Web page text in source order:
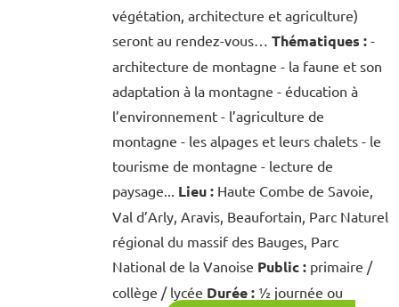
végétation, architecture et agriculture)
seront au rendez-vous… Thématiques :-
architecture de montagne - la faune et son
adaptation à la montagne - éducation à
l’environnement - l’agriculture de
montagne - les alpages et leurs chalets - le
tourisme de montagne - lecture de
paysage... Lieu :Haute Combe de Savoie,
Val d’Arly, Aravis, Beaufortain, Parc Naturel
régional du massif des Bauges, Parc
National de la Vanoise Public :primaire /
collège / lycée Durée :½ journée ou